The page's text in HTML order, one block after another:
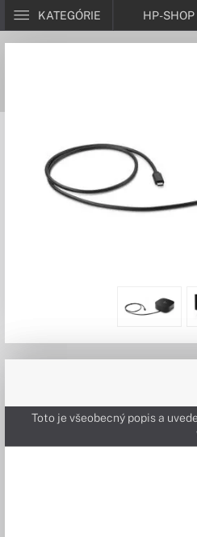
KATEGÓRIE HP-SHOP
Toto je všeobecný popis a